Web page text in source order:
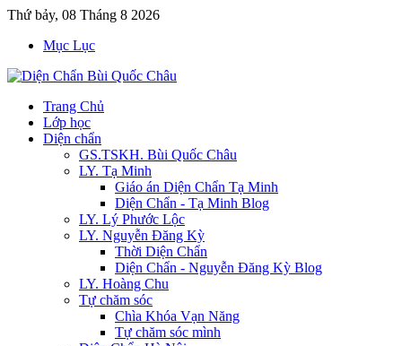
Thứ bảy, 08 Tháng 8 2026
Mục Lục
Trang Chủ
Lớp học
Diện chẩn
GS.TSKH. Bùi Quốc Châu
LY. Tạ Minh
Giáo án Diện Chẩn Tạ Minh
Diện Chẩn - Tạ Minh Blog
LY. Lý Phước Lộc
LY. Nguyễn Đăng Kỳ
Thời Diện Chẩn
Diện Chẩn - Nguyễn Đăng Kỳ Blog
LY. Hoàng Chu
Tự chăm sóc
Chìa Khóa Vạn Năng
Tự chăm sóc mình